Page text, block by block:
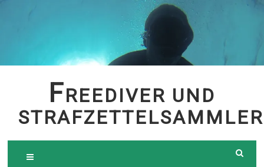
FREEDIVER UND
STRAFZETTELSAMMLER